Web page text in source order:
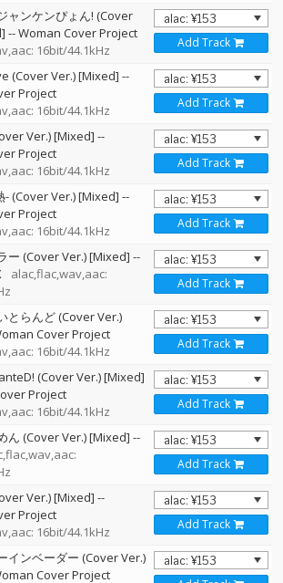
ャンケンぴょん! (Cover
--Woman Cover Project
16bit/44.1kHz
Add Track
(Cover Ver.) [Mixed] --
Project
16bit/44.1kHz
Add Track
Ver.) [Mixed] --
Project
16bit/44.1kHz
Add Track
- (Cover Ver.) [Mixed] --
Project
16bit/44.1kHz
Add Track
ー (Cover Ver.) [Mixed] --
alac,flac,wav,aac:
Add Track
とらんど (Cover Ver.)
Cover Project
16bit/44.1kHz
Add Track
(Cover Ver.) [Mixed]
Project
16bit/44.1kHz
Add Track
ん (Cover Ver.) [Mixed] --
Add Track
Ver.) [Mixed] --
Project
16bit/44.1kHz
Add Track
インベーダー (Cover Ver.)
Cover Project